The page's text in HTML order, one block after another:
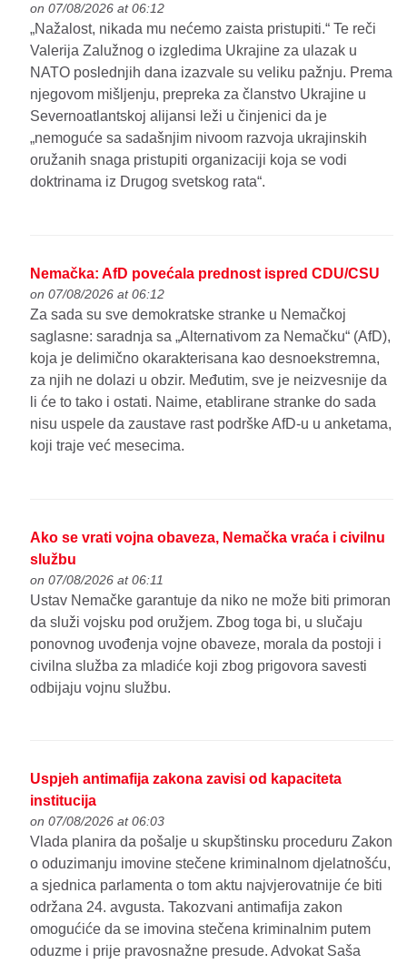
on 07/08/2026 at 06:12
„Nažalost, nikada mu nećemo zaista pristupiti.“ Te reči
Valerija Zalužnog o izgledima Ukrajine za ulazak u
NATO poslednjih dana izazvale su veliku pažnju. Prema
njegovom mišljenju, prepreka za članstvo Ukrajine u
Severnoatlantskoj alijansi leži u činjenici da je
„nemoguće sa sadašnjim nivoom razvoja ukrajinskih
oružanih snaga pristupiti organizaciji koja se vodi
doktrinama iz Drugog svetskog rata“.
Nemačka: AfD povećala prednost ispred CDU/CSU
on 07/08/2026 at 06:12
Za sada su sve demokratske stranke u Nemačkoj
saglasne: saradnja sa „Alternativom za Nemačku“ (AfD),
koja je delimično okarakterisana kao desnoekstremna,
za njih ne dolazi u obzir. Međutim, sve je neizvesnije da
li će to tako i ostati. Naime, etablirane stranke do sada
nisu uspele da zaustave rast podrške AfD-u u anketama,
koji traje već mesecima.
Ako se vrati vojna obaveza, Nemačka vraća i civilnu
službu
on 07/08/2026 at 06:11
Ustav Nemačke garantuje da niko ne može biti primoran
da služi vojsku pod oružjem. Zbog toga bi, u slučaju
ponovnog uvođenja vojne obaveze, morala da postoji i
civilna služba za mladiće koji zbog prigovora savesti
odbijaju vojnu službu.
Uspjeh antimafija zakona zavisi od kapaciteta
institucija
on 07/08/2026 at 06:03
Vlada planira da pošalje u skupštinsku proceduru Zakon
o oduzimanju imovine stečene kriminalnom djelatnošću,
a sjednica parlamenta o tom aktu najvjerovatnije će biti
održana 24. avgusta. Takozvani antimafija zakon
omogućiće da se imovina stečena kriminalnim putem
oduzme i prije pravosnažne presude. Advokat Saša